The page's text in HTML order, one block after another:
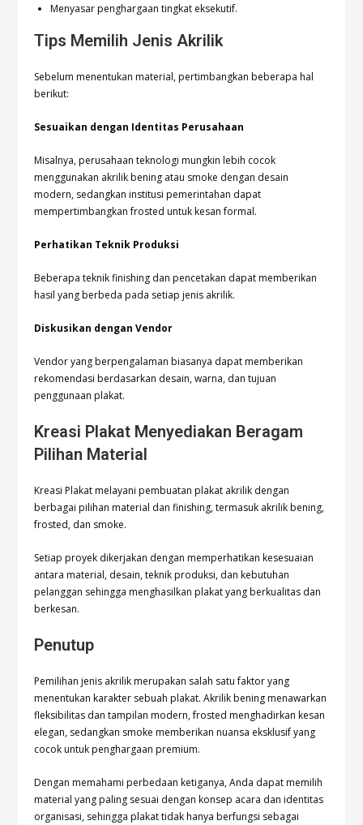
Menyasar penghargaan tingkat eksekutif.
Tips Memilih Jenis Akrilik
Sebelum menentukan material, pertimbangkan beberapa hal
berikut:
Sesuaikan dengan Identitas Perusahaan
Misalnya, perusahaan teknologi mungkin lebih cocok
menggunakan akrilik bening atau smoke dengan desain
modern, sedangkan institusi pemerintahan dapat
mempertimbangkan frosted untuk kesan formal.
Perhatikan Teknik Produksi
Beberapa teknik finishing dan pencetakan dapat memberikan
hasil yang berbeda pada setiap jenis akrilik.
Diskusikan dengan Vendor
Vendor yang berpengalaman biasanya dapat memberikan
rekomendasi berdasarkan desain, warna, dan tujuan
penggunaan plakat.
Kreasi Plakat Menyediakan Beragam
Pilihan Material
Kreasi Plakat melayani pembuatan plakat akrilik dengan
berbagai pilihan material dan finishing, termasuk akrilik bening,
frosted, dan smoke.
Setiap proyek dikerjakan dengan memperhatikan kesesuaian
antara material, desain, teknik produksi, dan kebutuhan
pelanggan sehingga menghasilkan plakat yang berkualitas dan
berkesan.
Penutup
Pemilihan jenis akrilik merupakan salah satu faktor yang
menentukan karakter sebuah plakat. Akrilik bening menawarkan
fleksibilitas dan tampilan modern, frosted menghadirkan kesan
elegan, sedangkan smoke memberikan nuansa eksklusif yang
cocok untuk penghargaan premium.
Dengan memahami perbedaan ketiganya, Anda dapat memilih
material yang paling sesuai dengan konsep acara dan identitas
organisasi, sehingga plakat tidak hanya berfungsi sebagai